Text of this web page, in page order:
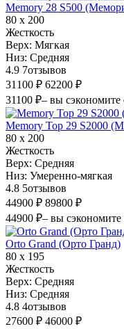
Memory 28 S500
80 х 200
Жесткость
Верх: Мягкая
Низ: Средняя
4.9 7отзывов
31100 ₽ 62200 ₽
31100 ₽– вы сэкономите
Memory Top 29 S2000
80 х 200
Жесткость
Верх: Средняя
Низ: Умеренно-мягкая
4.8 5отзывов
44900 ₽ 89800 ₽
44900 ₽– вы сэкономите
Orto Grand (Орто Гранд)
80 х 195
Жесткость
Верх: Средняя
Низ: Средняя
4.8 4отзывов
27600 ₽ 46000 ₽